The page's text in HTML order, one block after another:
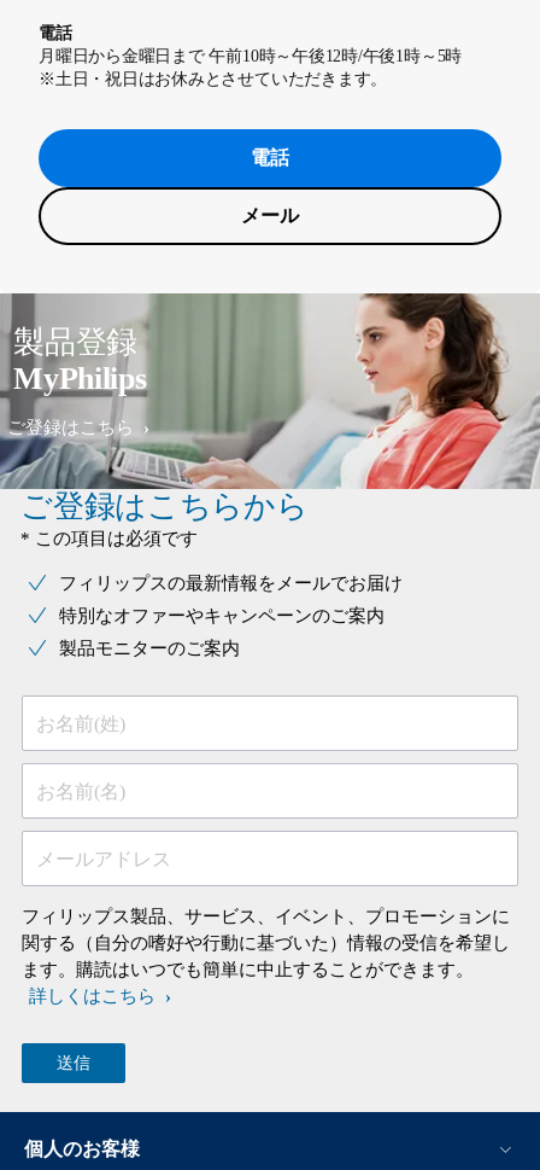
電話
月曜日から金曜日まで 午前10時～午後12時/午後1時～5時
※土日・祝日はお休みとさせていただきます。
電話
メール
製品登録
MyPhilips
ご登録はこちら
ご登録はこちらから
* この項目は必須です
フィリップスの最新情報をメールでお届け
特別なオファーやキャンペーンのご案内
製品モニターのご案内
お名前(姓)
お名前(名)
メールアドレス
フィリップス製品、サービス、イベント、プロモーションに
関する（自分の嗜好や行動に基づいた）情報の受信を希望し
ます。購読はいつでも簡単に中止することができます。
詳しくはこちら
個人のお客様